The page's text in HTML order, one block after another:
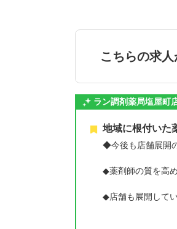
こちらの求
ラン調剤薬局塩屋町
地域に根付いた
◆今後も店舗展開
◆薬剤師の質を高
◆店舗も展開して